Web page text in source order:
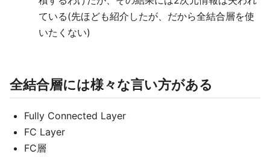
ている(先ほども紹介したが、だから全結合層を使
いたくない)
全結合層には様々な言い方がある
Fully Connected Layer
FC Layer
FC層